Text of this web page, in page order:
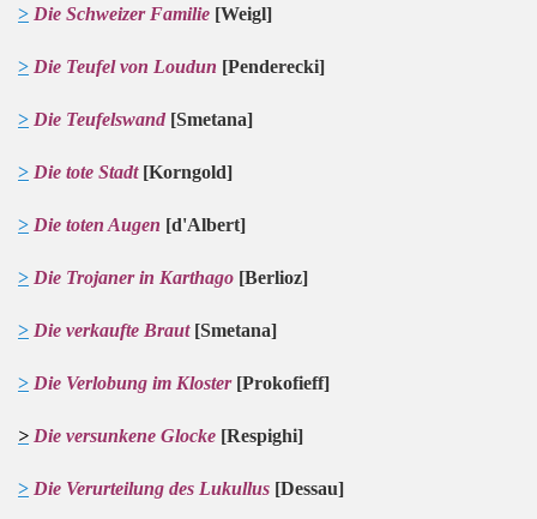
> Die Schweizer Familie [Weigl]
> Die Teufel von Loudun [Penderecki]
> Die Teufelswand [Smetana]
> Die tote Stadt[Korngold]
> Die toten Augen [d'Albert]
> Die Trojaner in Karthago [Berlioz]
> Die verkaufte Braut[Smetana]
> Die Verlobung im Kloster [Prokofieff]
> Die versunkene Glocke [Respighi]
> Die Verurteilung des Lukullus [Dessau]